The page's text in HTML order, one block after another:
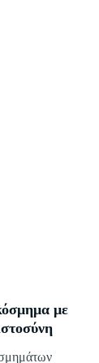
με